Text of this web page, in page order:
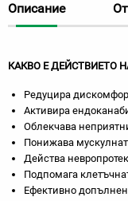
Описание
КАКВО Е ДЕЙСТВИЕТО
Редуцира
Активира
Облекчава
Понижава
Действа
Подпомага
Ефективно